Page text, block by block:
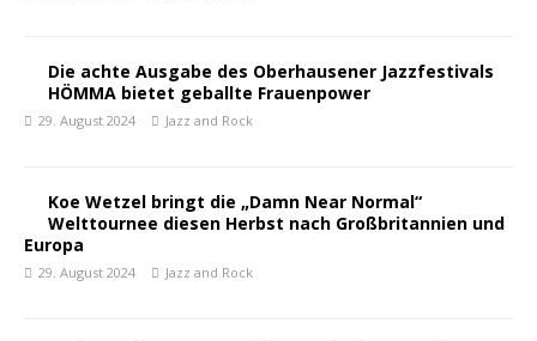
Die achte Ausgabe des Oberhausener Jazzfestivals
HÖMMA bietet geballte Frauenpower
29. August 2024 Jazz and Rock
Koe Wetzel bringt die „Damn Near Normal“
Welttournee diesen Herbst nach Großbritannien und
Europa
29. August 2024 Jazz and Rock